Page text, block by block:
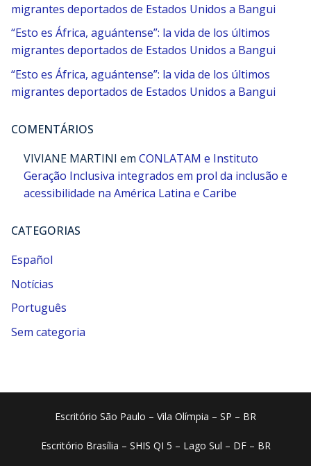
migrantes deportados de Estados Unidos a Bangui
“Esto es África, aguántense”: la vida de los últimos
migrantes deportados de Estados Unidos a Bangui
“Esto es África, aguántense”: la vida de los últimos
migrantes deportados de Estados Unidos a Bangui
COMENTÁRIOS
VIVIANE MARTINI em CONLATAM e Instituto
Geração Inclusiva integrados em prol da inclusão e
acessibilidade na América Latina e Caribe
CATEGORIAS
Español
Notícias
Português
Sem categoria
Escritório São Paulo – Vila Olímpia – SP – BR
Escritório Brasília – SHIS QI 5 – Lago Sul – DF – BR